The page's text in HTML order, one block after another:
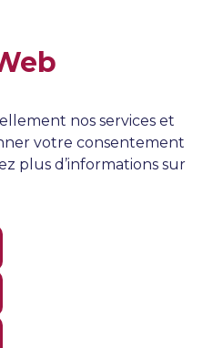
d’enregistrement et de
capacités de script et
Katalon Studio –
avantages et
Katalon Studio est un
d’automatiser les tests
d’applications mobiles
nos services et
votre consentement
plus d’informations sur